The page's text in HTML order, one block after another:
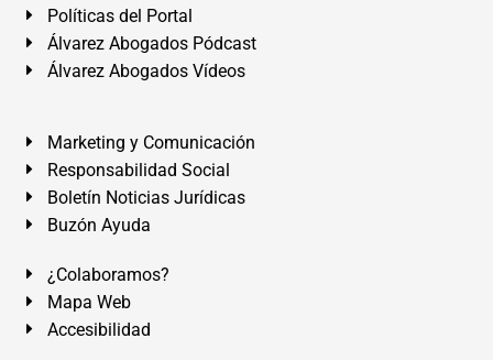
Políticas del Portal
Álvarez Abogados Pódcast
Álvarez Abogados Vídeos
Marketing y Comunicación
Responsabilidad Social
Boletín Noticias Jurídicas
Buzón Ayuda
¿Colaboramos?
Mapa Web
Accesibilidad